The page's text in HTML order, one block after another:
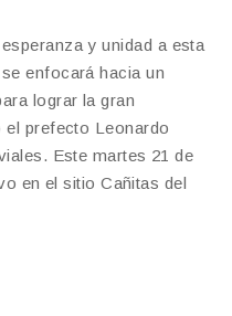
y unidad a esta
enfocará hacia un
lograr la gran
el prefecto Leonardo
Este martes 21 de
en el sitio Cañitas del